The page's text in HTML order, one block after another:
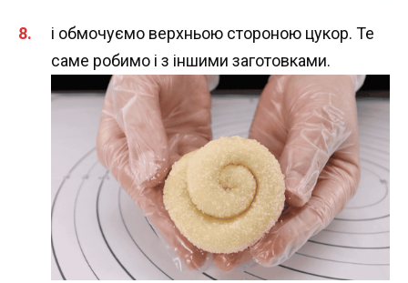
і обмочуємо верхньою стороною цукор. Те
саме робимо і з іншими заготовками.